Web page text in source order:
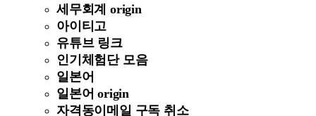
세무회계 origin
아이티고
유튜브 링크
인기체험단 모음
일본어
일본어 origin
자격동이메일 구독 취소